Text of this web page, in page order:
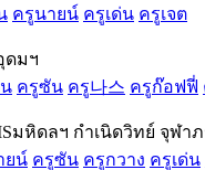
ครูนายน์ ครูเด่น ครูเจต
ดมฯ
ครูซัน ครู나스 ครูก๊อฟฟี่
มหิดลฯ กำเนิดวิทย์ จุฬา
ยน์ ครูซัน ครูกวาง ครูเด่น